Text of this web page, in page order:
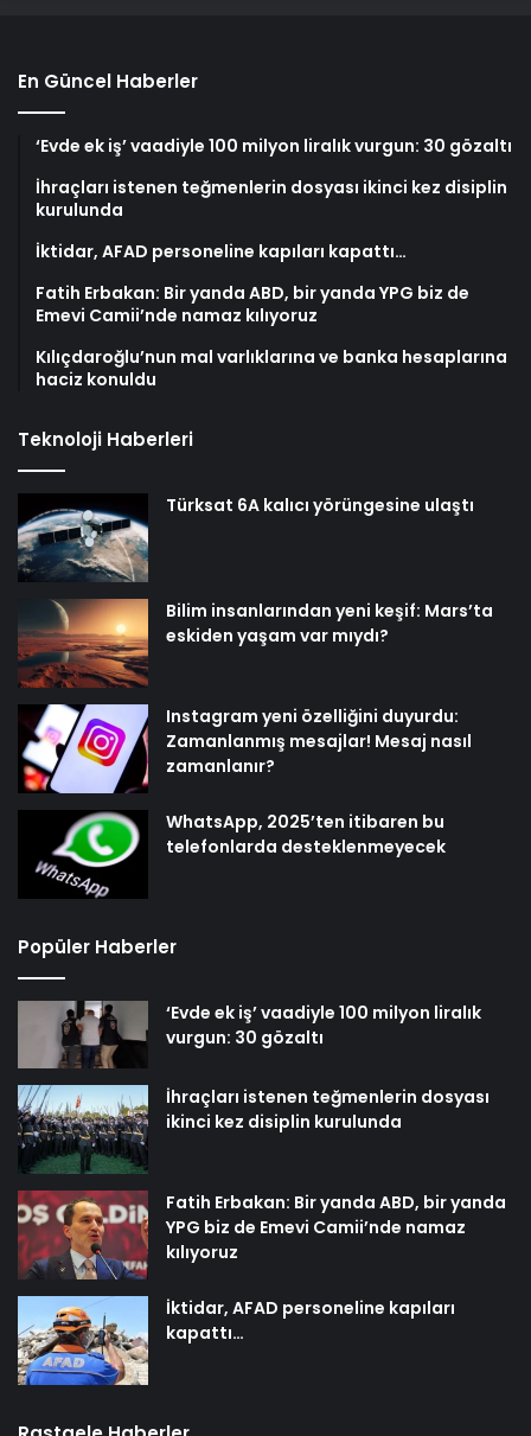
En Güncel Haberler
‘Evde ek iş’ vaadiyle 100 milyon liralık vurgun: 30 gözaltı
İhraçları istenen teğmenlerin dosyası ikinci kez disiplin
kurulunda
İktidar, AFAD personeline kapıları kapattı…
Fatih Erbakan: Bir yanda ABD, bir yanda YPG biz de
Emevi Camii’nde namaz kılıyoruz
Kılıçdaroğlu’nun mal varlıklarına ve banka hesaplarına
haciz konuldu
Teknoloji Haberleri
Türksat 6A kalıcı yörüngesine ulaştı
Bilim insanlarından yeni keşif: Mars’ta
eskiden yaşam var mıydı?
Instagram yeni özelliğini duyurdu:
Zamanlanmış mesajlar! Mesaj nasıl
zamanlanır?
WhatsApp, 2025’ten itibaren bu
telefonlarda desteklenmeyecek
Popüler Haberler
‘Evde ek iş’ vaadiyle 100 milyon liralık
vurgun: 30 gözaltı
İhraçları istenen teğmenlerin dosyası
ikinci kez disiplin kurulunda
Fatih Erbakan: Bir yanda ABD, bir yanda
YPG biz de Emevi Camii’nde namaz
kılıyoruz
İktidar, AFAD personeline kapıları
kapattı…